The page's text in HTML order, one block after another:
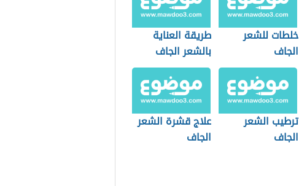
خلطات للشعر
الجاف
طريقة العناية
بالشعر الجاف
ترطيب الشعر
الجاف
علاج قشرة الشعر
الجاف